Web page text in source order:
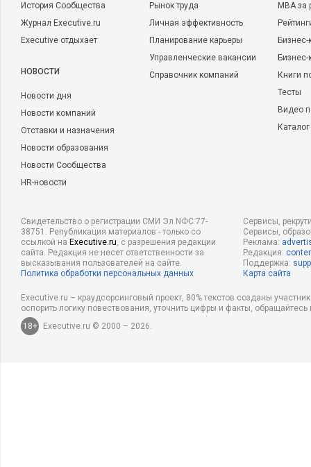
История Сообщества
Журнал Executive.ru
Executive отдыхает
НОВОСТИ
Новости дня
Новости компаний
Отставки и назначения
Новости образования
Новости Сообщества
HR-новости
Рынок труда
Личная эффективность
Планирование карьеры
Управленческие вакансии
Справочник компаний
MBA
Бизнес-
Книги
Тесты
Видео
Свидетельство о регистрации СМИ Эл NФС 77-
38751. Републикация материалов - только со
ссылкой на Executive.ru, с разрешения редакции
сайта. Редакция не несет ответственности за
высказывания пользователей на сайте.
Политика обработки персональных данных
Сервисы,
Сервисы,
Реклама:
Редакция:
Поддержка:
Карта сайта
Executive.ru – краудсорсинговый проект, 80% текстов созданы
оспорить логику повествования, уточнить цифры и факты,
18+
Executive.ru © 2000 – 2026.